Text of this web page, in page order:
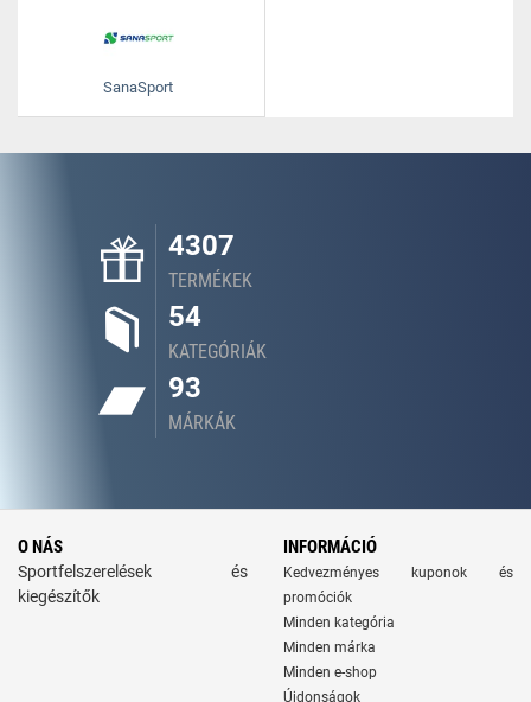
SanaSport
4307
TERMÉKEK
54
KATEGÓRIÁK
93
MÁRKÁK
O NÁS
Sportfelszerelések és
kiegészítők
INFORMÁCIÓ
Kedvezményes kuponok és
promóciók
Minden kategória
Minden márka
Minden e-shop
Újdonságok